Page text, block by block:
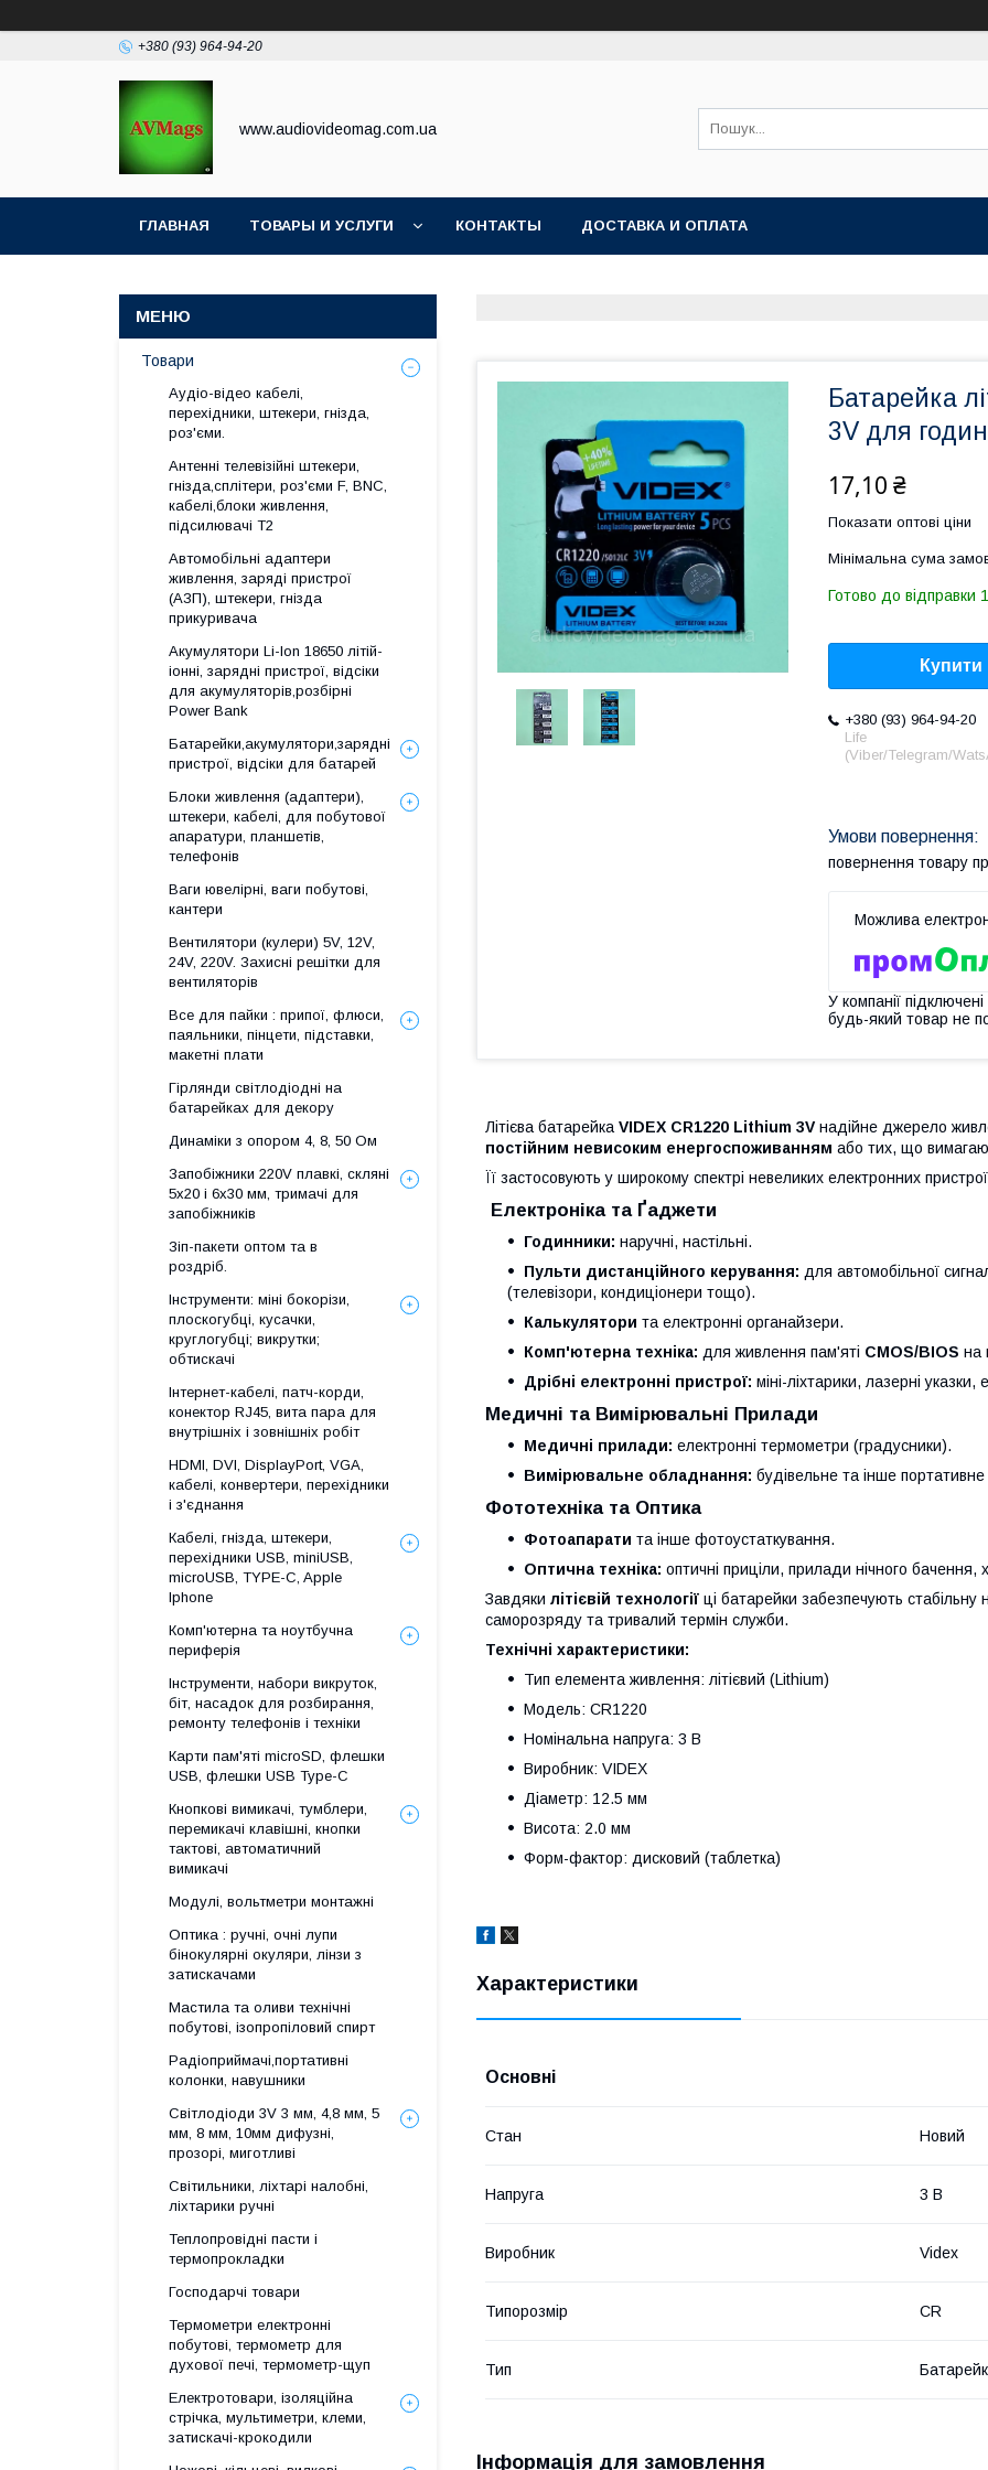
+380 (93) 964-94-20
www.audiovideomag.com.ua
ГЛАВНАЯ ТОВАРЫ И УСЛУГИ КОНТАКТЫ ДОСТАВКА И ОПЛАТА
Батарейка
3V для
17,10 ₴
Показати оптові ціни
Мінімальна сума
Готово до відправки
Купити
+380 (93) 964-94-20
Life
(Viber/Telegram/
повернення товару
У компанії
будь-який товар не
Літієва батарейка VIDEX CR1220 Lithium 3V надійне джерело
постійним невисоким енергоспоживанням або тих, що
Її застосовують у широкому спектрі невеликих електронних
Електроніка та Ґаджети
Годинники: наручні, настільні.
Пульти дистанційного керування: для автомобільної
(телевізори, кондиціонери тощо).
Калькулятори та електронні органайзери.
Комп'ютерна техніка: для живлення пам'яті CMOS/BIOS на
Дрібні електронні пристрої: міні-ліхтарики, лазерні указки,
Медичні та Вимірювальні Прилади
Медичні прилади: електронні термометри (градусники).
Вимірювальне обладнання: будівельне та інше
Фототехніка та Оптика
Фотоапарати та інше фотоустаткування.
Оптична техніка: оптичні приціли, прилади нічного
Завдяки літієвій технології ці батарейки забезпечують стабільну
саморозряду та тривалий термін служби.
Технічні характеристики:
Тип елемента живлення: літієвий (Lithium)
Модель: CR1220
Номінальна напруга: 3 В
Виробник: VIDEX
Діаметр: 12.5 мм
Висота: 2.0 мм
Форм-фактор: дисковий (таблетка)
Характеристики
Основні
Стан Новий
Напруга 3 В
Виробник Videx
Типорозмір CR
Тип
Інформація для замовлення
Товари
Аудіо-відео кабелі,
перехідники, штекери, гнізда,
роз'єми.
Антенні телевізійні штекери,
гнізда,сплітери, роз'єми F, BNC,
кабелі,блоки живлення,
підсилювачі Т2
Автомобільні адаптери
живлення, заряді пристрої
(АЗП), штекери, гнізда
прикуривача
Акумулятори Li-Ion 18650 літій-
іонні, зарядні пристрої, відсіки
для акумуляторів,розбірні
Power Bank
Батарейки,акумулятори,зарядні
пристрої, відсіки для батарей
Блоки живлення (адаптери),
штекери, кабелі, для побутової
апаратури, планшетів,
телефонів
Ваги ювелірні, ваги побутові,
кантери
Вентилятори (кулери) 5V, 12V,
24V, 220V. Захисні решітки для
вентиляторів
Все для пайки : припої, флюси,
паяльники, пінцети, підставки,
макетні плати
Гірлянди світлодіодні на
батарейках для декору
Динаміки з опором 4, 8, 50 Ом
Запобіжники 220V плавкі, скляні
5x20 і 6х30 мм, тримачі для
запобіжників
Зіп-пакети оптом та в
роздріб.
Інструменти: міні бокорізи,
плоскогубці, кусачки,
круглогубці; викрутки;
обтискачі
Інтернет-кабелі, патч-корди,
конектор RJ45, вита пара для
внутрішніх і зовнішніх робіт
HDMI, DVI, DisplayPort, VGA,
кабелі, конвертери, перехідники
і з'єднання
Кабелі, гнізда, штекери,
перехідники USB, miniUSB,
microUSB, TYPE-C, Apple
Iphone
Комп'ютерна та ноутбучна
периферія
Інструменти, набори викруток,
біт, насадок для розбирання,
ремонту телефонів і техніки
Карти пам'яті microSD, флешки
USB, флешки USB Type-C
Кнопкові вимикачі, тумблери,
перемикачі клавішні, кнопки
тактові, автоматичний
вимикачі
Модулі, вольтметри монтажні
Оптика : ручні, очні лупи
бінокулярні окуляри, лінзи з
затискачами
Мастила та оливи технічні
побутові, ізопропіловий спирт
Радіоприймачі,портативні
колонки, навушники
Світлодіоди 3V 3 мм, 4,8 мм, 5
мм, 8 мм, 10мм дифузні,
прозорі, миготливі
Світильники, ліхтарі налобні,
ліхтарики ручні
Теплопровідні пасти і
термопрокладки
Господарчі товари
Термометри електронні
побутові, термометр для
духової печі, термометр-щуп
Електротовари, ізоляційна
стрічка, мультиметри, клеми,
затискачі-крокодили